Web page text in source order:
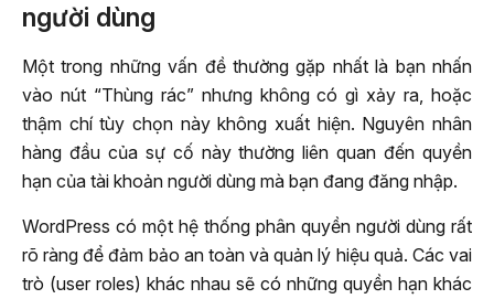
người dùng
Một trong những vấn đề thường gặp nhất là bạn nhấn
vào nút “Thùng rác” nhưng không có gì xảy ra, hoặc
thậm chí tùy chọn này không xuất hiện. Nguyên nhân
hàng đầu của sự cố này thường liên quan đến quyền
hạn của tài khoản người dùng mà bạn đang đăng nhập.
WordPress có một hệ thống phân quyền người dùng rất
rõ ràng để đảm bảo an toàn và quản lý hiệu quả. Các vai
trò (user roles) khác nhau sẽ có những quyền hạn khác